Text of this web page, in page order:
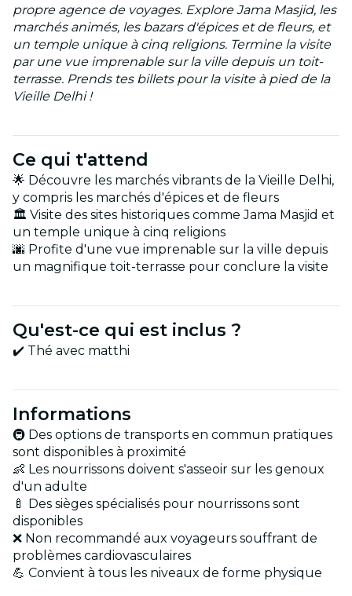
propre agence de voyages. Explore Jama Masjid, les
marchés animés, les bazars d'épices et de fleurs, et
un temple unique à cinq religions. Termine la visite
par une vue imprenable sur la ville depuis un toit-
terrasse. Prends tes billets pour la visite à pied de la
Vieille Delhi !
Ce qui t'attend
🌟 Découvre les marchés vibrants de la Vieille Delhi,
y compris les marchés d'épices et de fleurs
🏛️ Visite des sites historiques comme Jama Masjid et
un temple unique à cinq religions
🌆 Profite d'une vue imprenable sur la ville depuis
un magnifique toit-terrasse pour conclure la visite
Qu'est-ce qui est inclus ?
✔️ Thé avec matthi
Informations
🚇 Des options de transports en commun pratiques
sont disponibles à proximité
👶 Les nourrissons doivent s'asseoir sur les genoux
d'un adulte
🍼 Des sièges spécialisés pour nourrissons sont
disponibles
❌ Non recommandé aux voyageurs souffrant de
problèmes cardiovasculaires
💪 Convient à tous les niveaux de forme physique